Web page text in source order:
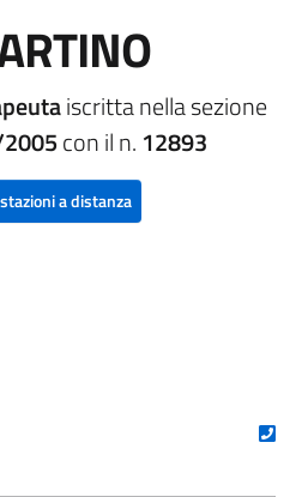
iscritta nella sezione
con il n. 12893
a distanza